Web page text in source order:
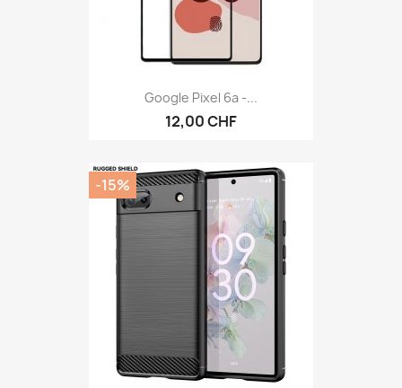
Google Pixel 6a -...
12,00 CHF
-15%